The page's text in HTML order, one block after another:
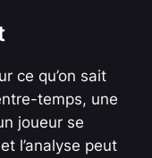
ce qu’on sait
temps, une
joueur se
l’analyse peut